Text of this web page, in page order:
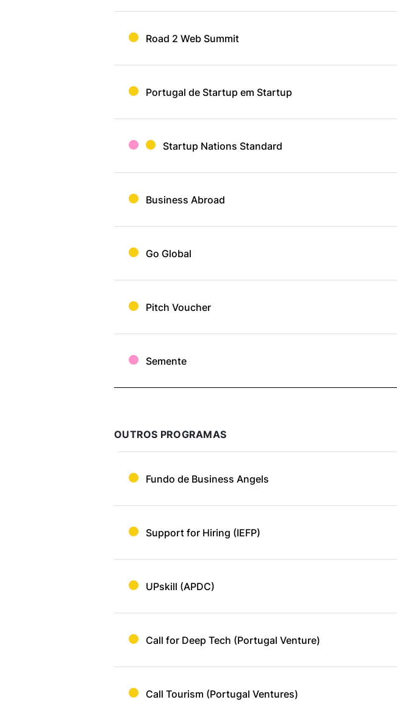
Road 2 Web Summit
Portugal de Startup em Startup
Startup Nations Standard
Business Abroad
Go Global
Pitch Voucher
Semente
OUTROS PROGRAMAS
Fundo de Business Angels
Support for Hiring (IEFP)
UPskill (APDC)
Call for Deep Tech (Portugal Venture)
Call Tourism (Portugal Ventures)